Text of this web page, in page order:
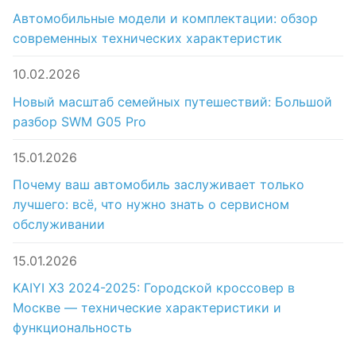
Автомобильные модели и комплектации: обзор
современных технических характеристик
10.02.2026
Новый масштаб семейных путешествий: Большой
разбор SWM G05 Pro
15.01.2026
Почему ваш автомобиль заслуживает только
лучшего: всё, что нужно знать о сервисном
обслуживании
15.01.2026
KAIYI X3 2024-2025: Городской кроссовер в
Москве — технические характеристики и
функциональность